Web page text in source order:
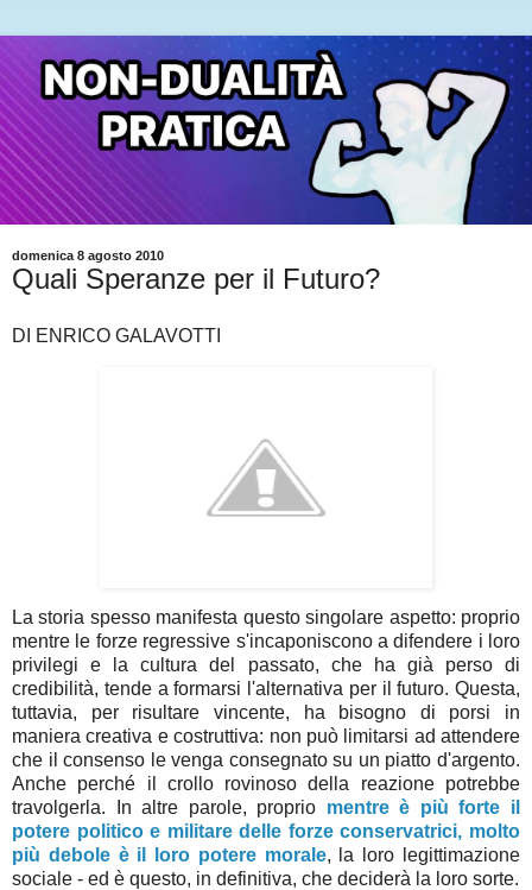
domenica 8 agosto 2010
Quali Speranze per il Futuro?
DI ENRICO GALAVOTTI
La storia spesso manifesta questo singolare aspetto: proprio
mentre le forze regressive s'incaponiscono a difendere i loro
privilegi e la cultura del passato, che ha già perso di
credibilità, tende a formarsi l'alternativa per il futuro. Questa,
tuttavia, per risultare vincente, ha bisogno di porsi in
maniera creativa e costruttiva: non può limitarsi ad attendere
che il consenso le venga consegnato su un piatto d'argento.
Anche perché il crollo rovinoso della reazione potrebbe
travolgerla. In altre parole, proprio mentre è più forte il
potere politico e militare delle forze conservatrici, molto
più debole è il loro potere morale, la loro legittimazione
sociale - ed è questo, in definitiva, che deciderà la loro sorte.